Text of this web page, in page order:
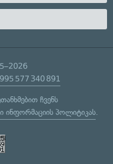
577 340 891
ჩვენს
ინფორმაციის პოლიტიკას.